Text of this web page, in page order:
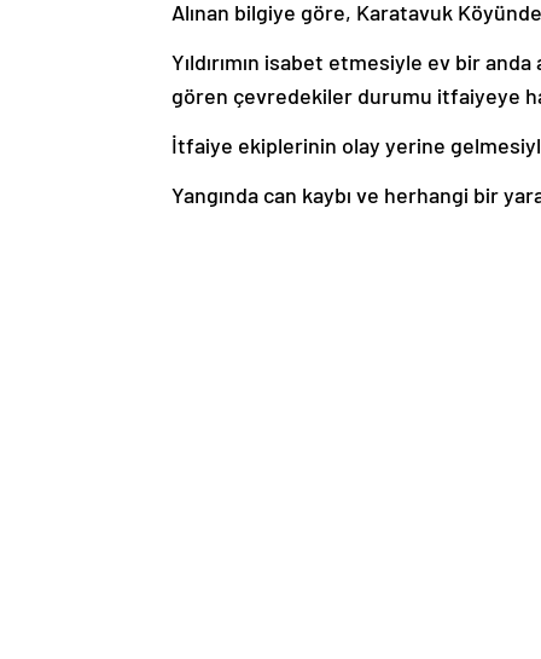
Alınan bilgiye göre, Karatavuk
Yıldırımın isabet etmesiyle ev bir
gören çevredekiler durumu itfaiyeye
İtfaiye ekiplerinin olay yerine
Yangında can kaybı ve herhangi bir